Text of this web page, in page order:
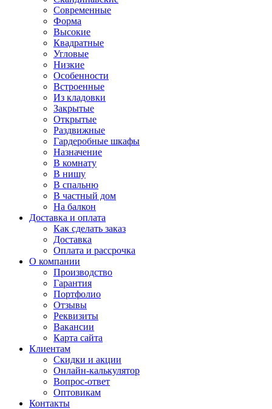
Современные
Форма
Высокие
Квадратные
Угловые
Низкие
Особенности
Встроенные
Из кладовки
Закрытые
Открытые
Раздвижные
Гардеробные шкафы
Назначение
В комнату
В нишу
В спальню
В частный дом
На балкон
Доставка и оплата
Как сделать заказ
Доставка
Оплата и рассрочка
О компании
Производство
Гарантия
Портфолио
Отзывы
Реквизиты
Вакансии
Карта сайта
Клиентам
Скидки и акции
Онлайн-калькулятор
Вопрос-ответ
Оптовикам
Контакты